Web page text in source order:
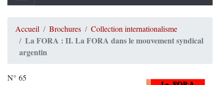
Accueil Brochures Collection internationalisme
La FORA : II. La FORA dans le mouvement syndical
argentin
N° 65